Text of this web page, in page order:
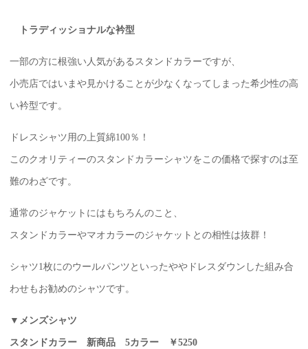
トラディッショナルな衿型
一部の方に根強い人気があるスタンドカラーですが、
小売店ではいまや見かけることが少なくなってしまった希少性の高
い衿型です。
ドレスシャツ用の上質綿100％！
このクオリティーのスタンドカラーシャツをこの価格で探すのは至
難のわざです。
通常のジャケットにはもちろんのこと、
スタンドカラーやマオカラーのジャケットとの相性は抜群！
シャツ1枚にのウールパンツといったややドレスダウンした組み合
わせもお勧めのシャツです。
▼メンズシャツ
スタンドカラー 新商品 5カラー ￥5250